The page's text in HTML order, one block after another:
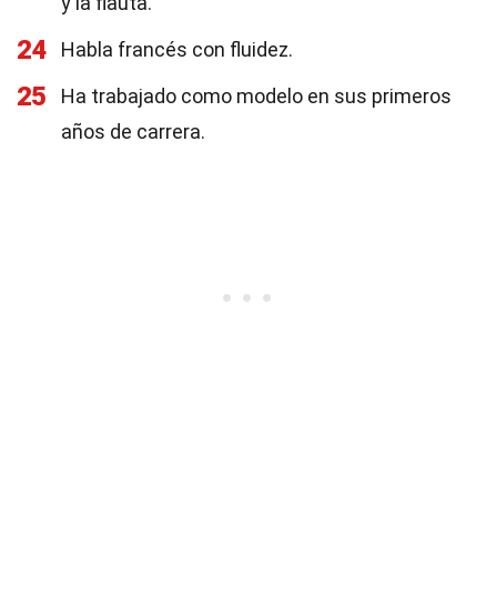
24 Habla francés con fluidez.
25
Ha trabajado como modelo en sus primeros
años de carrera.